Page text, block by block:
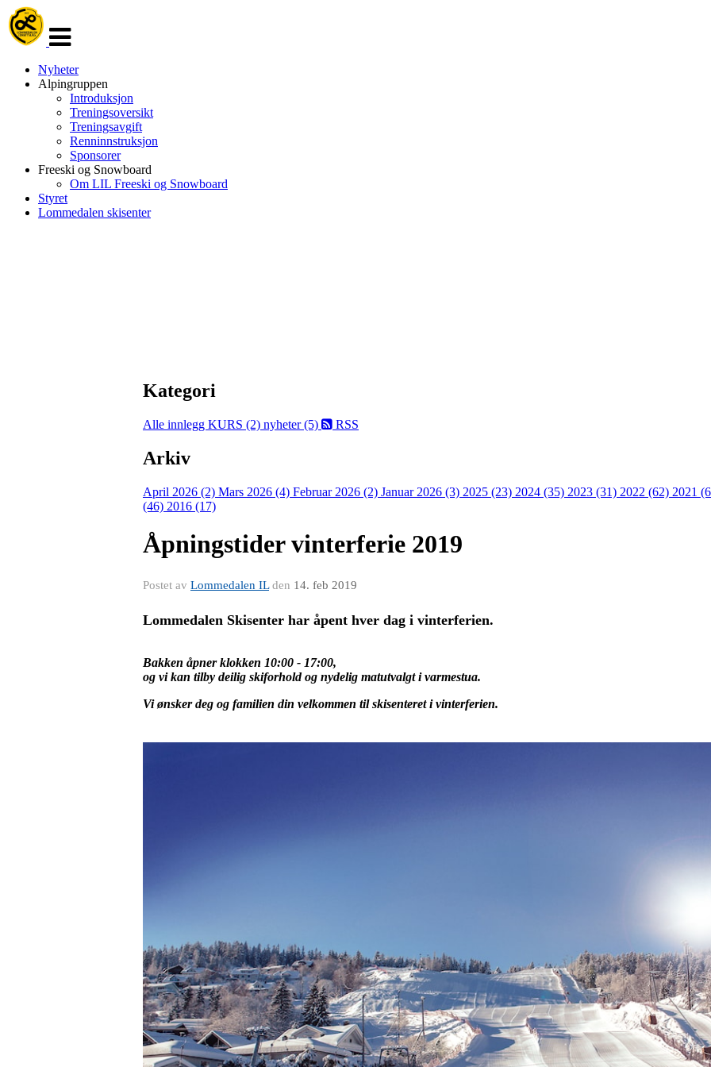
navigasjon
Nyheter
Alpingruppen
Introduksjon
Treningsoversikt
Treningsavgift
Renninnstruksjon
Sponsorer
Freeski og Snowboard
Om LIL Freeski og Snowboard
Styret
Lommedalen skisenter
Kategori
Alle innlegg KURS (2) nyheter (5) RSS
Arkiv
April 2026 (2) Mars 2026 (4) Februar 2026 (2) Januar 2026 (3) 2025 (23) 2024 (35) 2023 (31) 2022 (62) 2021
(46) 2016 (17)
Åpningstider vinterferie 2019
Postet av Lommedalen ILden 14. feb 2019
Lommedalen Skisenter har åpent hver dag i vinterferien.
Bakken åpner klokken 10:00 - 17:00,
og vikan tilby deilig skiforhold og nydelig matutvalgt i varmestua.
Vi ønsker deg og familien din velkommen til skisenteret i vinterferien.